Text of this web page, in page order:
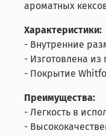
ароматных
Характеристики:
- Внутренние
- Изготовлена из
- Покрытие
Преимущества:
- Легкость в
-